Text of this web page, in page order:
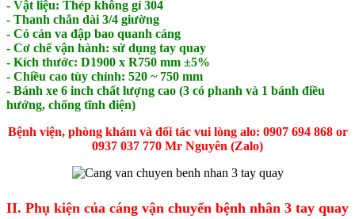
- Vật liệu: Thép không gỉ 304
- Thanh chắn dài 3/4 giường
- Có cản va đập bao quanh cáng
- Cơ chế vận hành: sử dụng tay quay
- Kích thước: D1900 x R750 mm ±5%
- Chiều cao tùy chỉnh: 520 ~ 750 mm
- Bánh xe 6 inch chất lượng cao (3 có phanh và 1 bánh điều
hướng, chống tĩnh điện)
Bệnh viện, phòng khám và đối tác vui lòng alo: 0907 694 868 or
0937 037 770 Mr Nguyên (Zalo)
II. Phụ kiện của cáng vận chuyển bệnh nhân 3 tay quay